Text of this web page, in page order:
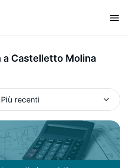
a Castelletto Molina